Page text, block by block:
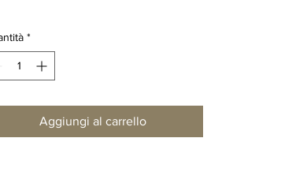
*
Aggiungi al carrello